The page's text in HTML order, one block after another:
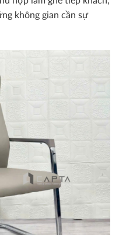
không gian cần sự